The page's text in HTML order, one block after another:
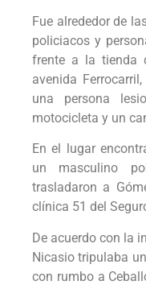
Fue alrededor de
policiacos y
frente a la tienda
avenida
una persona
motocicleta y un
En el lugar
un masculino
trasladaron a
clínica 51 del
De acuerdo con la
Nicasio tripulaba
con rumbo a